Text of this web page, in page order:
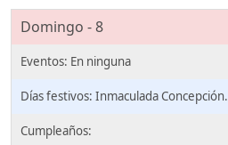
Domingo - 8
Inmaculada Concepción.